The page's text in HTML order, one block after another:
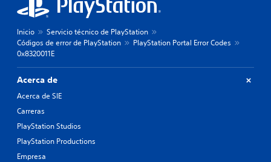
Inicio
Servicio técnico de PlayStation
Códigos de error de PlayStation
PlayStation Portal Error Codes
0x8320011E
Acerca de
Acerca de SIE
Carreras
PlayStation Studios
PlayStation Productions
Empresa